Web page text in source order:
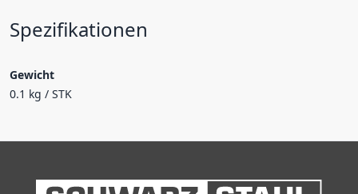
Spezifikationen
Gewicht
0.1 kg / STK